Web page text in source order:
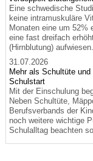
Eine schwedische
keine intramuskuläre
Monaten eine um 52%
eine fast dreifach
(Hirnblutung) aufwiesen.
31.07.2026
Mehr als Schultüte
Schulstart
Mit der Einschulung
Neben Schultüte,
Berufsverbands der
noch weitere wichtige
Schulalltag beachten